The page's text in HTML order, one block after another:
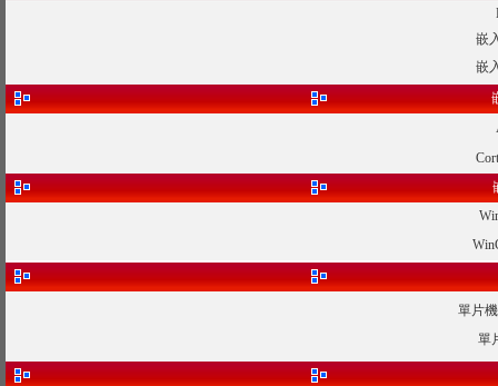
嵌
嵌
單片
單